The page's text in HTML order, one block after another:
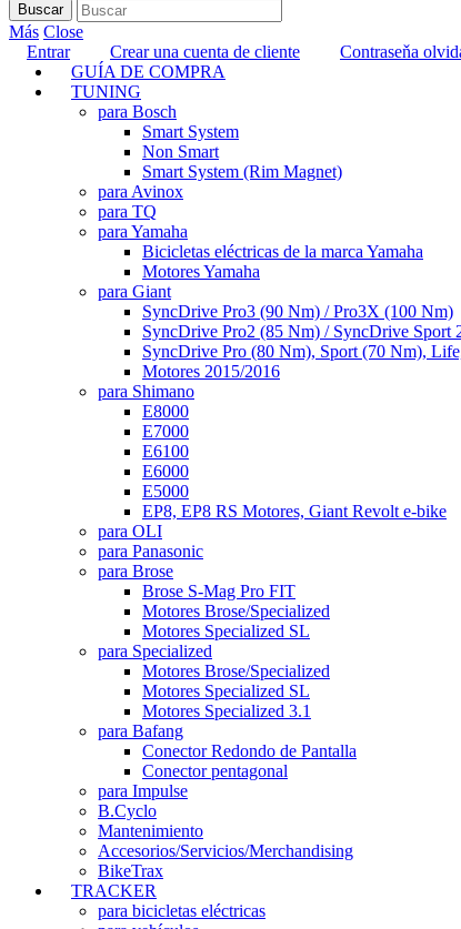
Buscar
Más Close
Entrar
Crear una cuenta de cliente
Contraseňa
GUÍA DE COMPRA
TUNING
para Bosch
Smart System
Non Smart
Smart System (Rim Magnet)
para Avinox
para TQ
para Yamaha
Bicicletas eléctricas de la marca Yamaha
Motores Yamaha
para Giant
SyncDrive Pro3 (90 Nm) / Pro3X (100 Nm)
SyncDrive Pro2 (85 Nm) / SyncDrive Sport
SyncDrive Pro (80 Nm), Sport (70 Nm),
Motores 2015/2016
para Shimano
E8000
E7000
E6100
E6000
E5000
EP8, EP8 RS Motores, Giant Revolt e-bike
para OLI
para Panasonic
para Brose
Brose S-Mag Pro FIT
Motores Brose/Specialized
Motores Specialized SL
para Specialized
Motores Brose/Specialized
Motores Specialized SL
Motores Specialized 3.1
para Bafang
Conector Redondo de Pantalla
Conector pentagonal
para Impulse
B.Cyclo
Mantenimiento
Accesorios/Servicios/Merchandising
BikeTrax
TRACKER
para bicicletas eléctricas